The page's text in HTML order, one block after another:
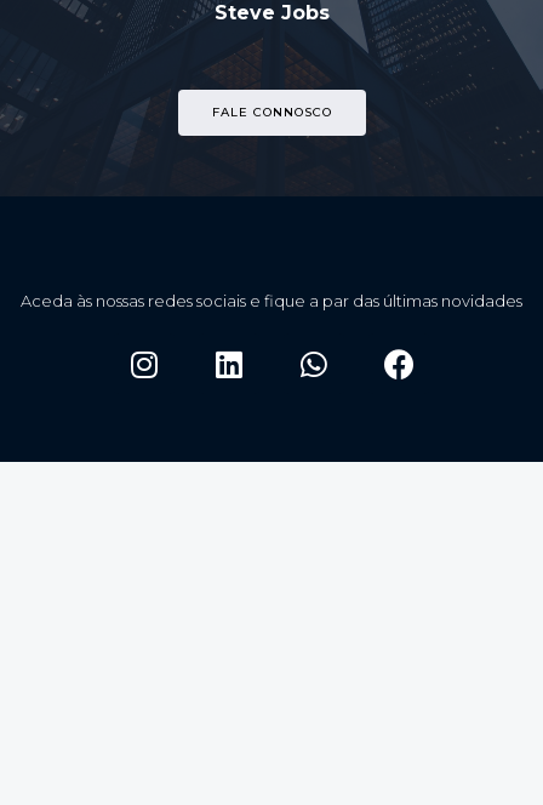
Steve Jobs
FALE CONNOSCO
Aceda às nossas redes sociais e fique a par das últimas novidades